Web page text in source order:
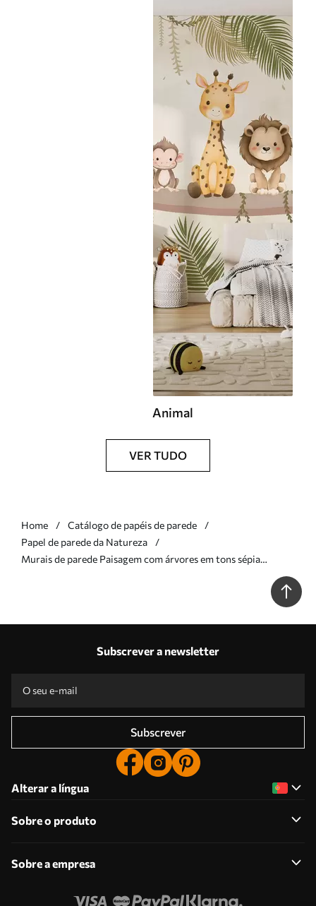
Animal
VER TUDO
Home
Catálogo de papéis de parede
Papel de parede da Natureza
Murais de parede Paisagem com árvores em tons sépia
Subscrever a newsletter
Subscrever
Alterar a língua
Sobre o produto
Sobre a empresa